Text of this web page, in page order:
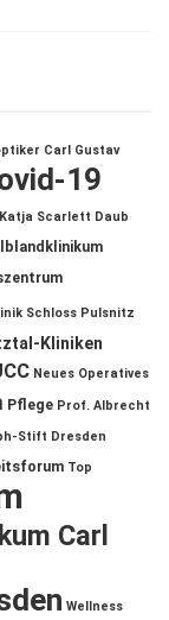
Carl Gustav
19
Katja Scarlett Daub
Schloss Pulsnitz
Kliniken
Neues Operatives
Pflege Prof. Albrecht
Stift Dresden
Top
Carl
Wellness